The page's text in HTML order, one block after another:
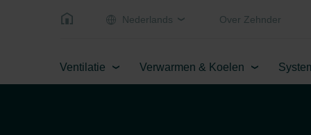
Nederlands Over Zehnder
Ventilatie Verwarmen & Koelen